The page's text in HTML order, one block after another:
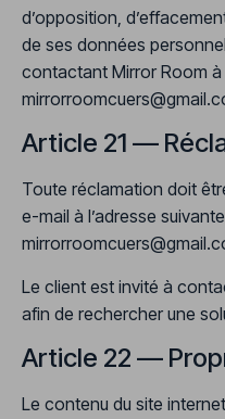
d’opposition,
de ses données
contactant Mirror Room à
Article 21 —
Toute réclamation doit
e-mail à l’adresse
Le client est invité à
afin de rechercher une
Article 22 —
Le contenu du site